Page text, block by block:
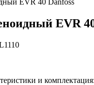
EVR
и комплектация: